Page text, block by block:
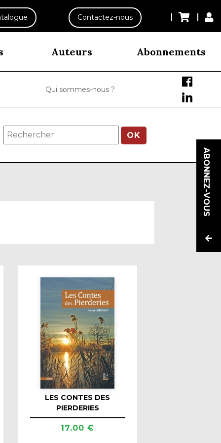
Contactez-nous
Auteurs Abonnements
Qui sommes-nous ?
OK
ABONNEZ-VOUS
LES CONTES DES
PIERDERIES
17.00 €